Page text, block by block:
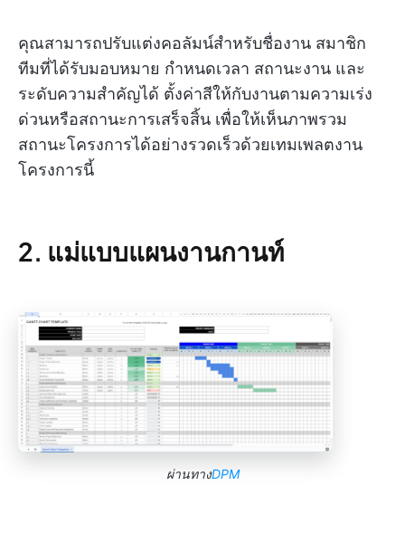
คุณสามารถปรับแต่งคอลัมน์สำหรับชื่องาน สมาชิก
ทีมที่ได้รับมอบหมาย กำหนดเวลา สถานะงาน และ
ระดับความสำคัญได้ ตั้งค่าสีให้กับงานตามความเร่ง
ด่วนหรือสถานะการเสร็จสิ้น เพื่อให้เห็นภาพรวม
สถานะโครงการได้อย่างรวดเร็วด้วยเทมเพลตงาน
โครงการนี้
2. แม่แบบแผนงานกานท์
ผ่านทางDPM